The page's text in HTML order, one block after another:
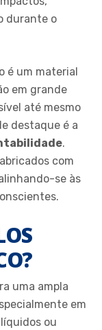
durante o
é um material
em grande
até mesmo
destaque é a
.
com
se às
uma ampla
em
ou